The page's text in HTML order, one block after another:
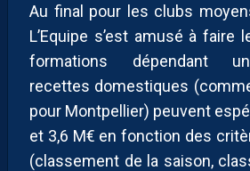
Au final pour les clubs
L’Equipe s’est amusé à
formations dépendant
recettes domestiques
pour Montpellier) peuvent
et 3,6 M€ en fonction des
(classement de la saison,